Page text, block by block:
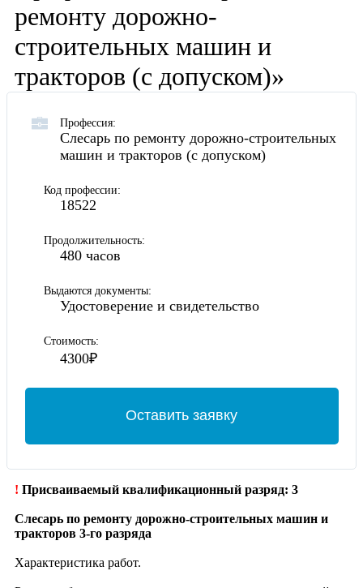
ремонту дорожно-
строительных машин и
тракторов (с допуском)»
Профессия:
Слесарь по ремонту дорожно-строительных
машин и тракторов (с допуском)
Код профессии:
18522
Продолжительность:
480 часов
Выдаются документы:
Удостоверение и свидетельство
Стоимость:
4300₽
Оставить заявку
! Присваиваемый квалификационный разряд: 3
Слесарь по ремонту дорожно-строительных машин и
тракторов 3-го разряда
Характеристика работ.